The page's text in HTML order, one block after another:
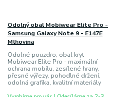
Odolný obal Mobiwear Elite Pro -
Samsung Galaxy Note 9 - E147E
Mlhovina
Odolné pouzdro, obal kryt
Mobiwear Elite Pro - maximální
ochrana mobilu, zesílené hrany,
přesné výřezy, pohodlné držení,
odolná grafika, kvalitní materiály